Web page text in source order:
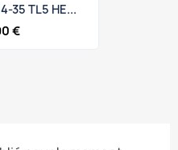
35 TL5 HE...
€